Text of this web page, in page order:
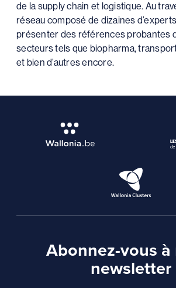
de la supply chain et logistique. Au
réseau composé de dizaines
présenter des références probantes
secteurs tels que biopharma,
et bien d’autres encore.
Abonnez-vous
newsletter